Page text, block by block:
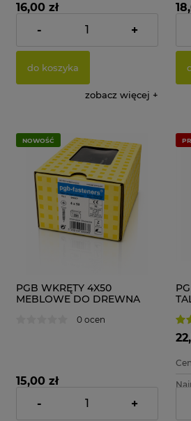
16,00 zł
Cena netto: 13,01 zł
- +
do koszyka
zobacz więcej
PGB WKRĘTY 4X50
MEBLOWE DO DREWNA
0 ocen
15,00 zł
Cena netto: 12,20 zł
- +
NOWOŚĆ